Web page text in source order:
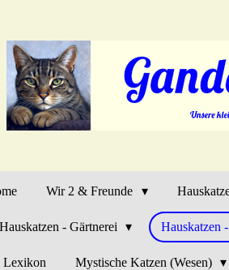
Wir 2 & Freunde
Hauskatzen - Gärtnerei Hauskatzen
Lexikon Mystische Katzen (Wesen)